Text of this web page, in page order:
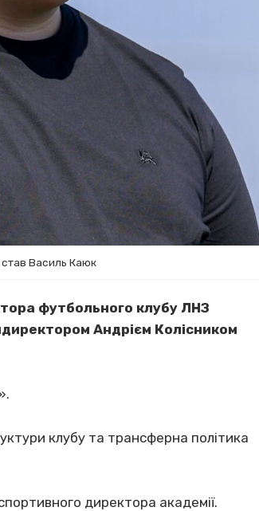
Василь Каюк
футбольного клубу ЛНЗ
Андрієм Колісником
клубу та трансферна політика
директора академії.